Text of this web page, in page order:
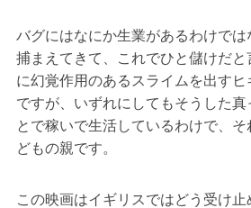
バグにはなにか生業があるわけで
捕まえてきて、これでひと儲けだ
に幻覚作用のあるスライムを出すヒ
ですが、いずれにしてもそうした真
とで稼いで生活しているわけで、
どもの親です。
この映画はイギリスではどう受け